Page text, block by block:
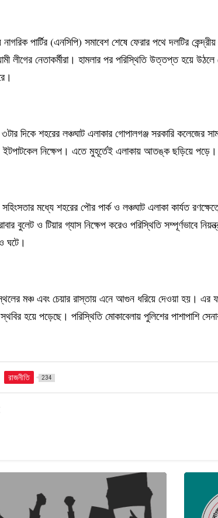
পার্টির (এনসিপি) সমাবেশ শেষে ফেরার পথে দলটির
লীগের নেতাকর্মীরা। হামলার পর পরিস্থিতি উত্তপ্ত হয়ে
দিকে শহরের লঞ্চঘাট এলাকার গোপালগঞ্জ সরকারি কলেজের
নিক্ষেপ। এতে মুহূর্তেই এলাকায় আতঙ্ক ছড়িয়ে পড়ে।
মধ্যে শহরের পৌর পার্ক ও লঞ্চঘাট এলাকা কার্যত
বুলেট ও টিয়ার গ্যাস নিক্ষেপ করেও পরিস্থিতি সম্পূর্ণভাবে
ঘটে।
মঞ্চ এবং চেয়ার রাস্তায় এনে আগুন ধরিয়ে দেওয়া হয়। এর
হয়ে পড়েছে। পরিস্থিতি মোকাবেলায় পুলিশের পাশাপাশি
রাজনীতি 234